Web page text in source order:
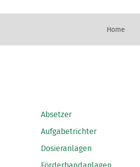
Home
Absetzer
Aufgabetrichter
Dosieranlagen